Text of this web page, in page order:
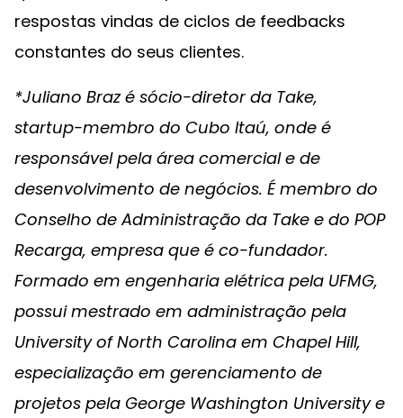
respostas vindas de ciclos de feedbacks
constantes do seus clientes.
*Juliano Braz é sócio-diretor da Take,
startup-membro do Cubo Itaú, onde é
responsável pela área comercial e de
desenvolvimento de negócios. É membro do
Conselho de Administração da Take e do POP
Recarga, empresa que é co-fundador.
Formado em engenharia elétrica pela UFMG,
possui mestrado em administração pela
University of North Carolina em Chapel Hill,
especialização em gerenciamento de
projetos pela George Washington University e